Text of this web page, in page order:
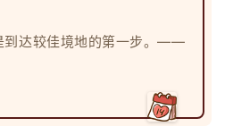
到达较佳境地的第一步。——